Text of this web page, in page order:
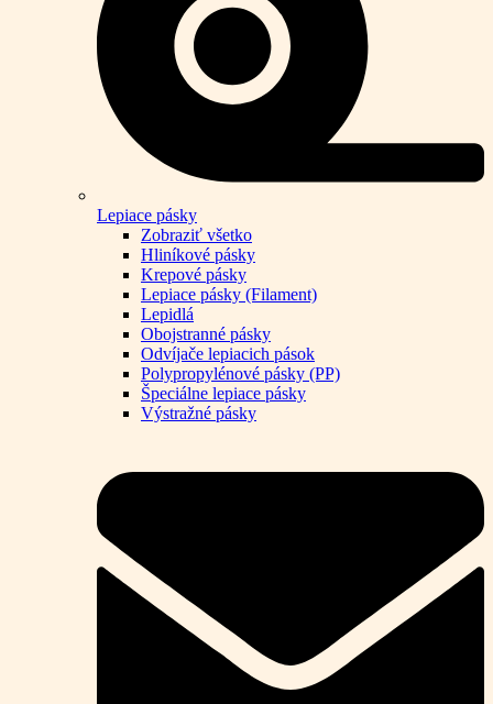
Lepiace pásky
Zobraziť všetko
Hliníkové pásky
Krepové pásky
Lepiace pásky (Filament)
Lepidlá
Obojstranné pásky
Odvíjače lepiacich pások
Polypropylénové pásky (PP)
Špeciálne lepiace pásky
Výstražné pásky